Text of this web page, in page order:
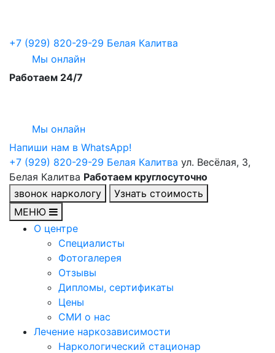
+7 (929) 820-29-29 Белая Калитва
Мы онлайн
Работаем 24/7
Мы онлайн
Напиши нам в WhatsApp!
+7 (929) 820-29-29 Белая Калитва ул. Весёлая, 3,
Белая Калитва Работаем круглосуточно
звонок наркологу
Узнать стоимость
МЕНЮ
О центре
Специалисты
Фотогалерея
Отзывы
Дипломы, сертификаты
Цены
СМИ о нас
Лечение наркозависимости
Наркологический стационар